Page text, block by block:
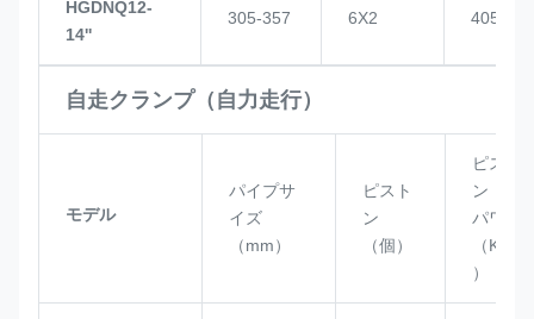
HGDNQ12-
14''
305-357 6X2 405
自走クランプ（自力走行）
モデル
パイプサ
イズ
（mm）
ピスト
ン
（個）
ピスト
ン
パワー
（KN
）